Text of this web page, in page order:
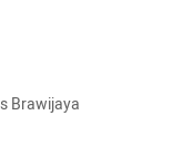
Brawijaya